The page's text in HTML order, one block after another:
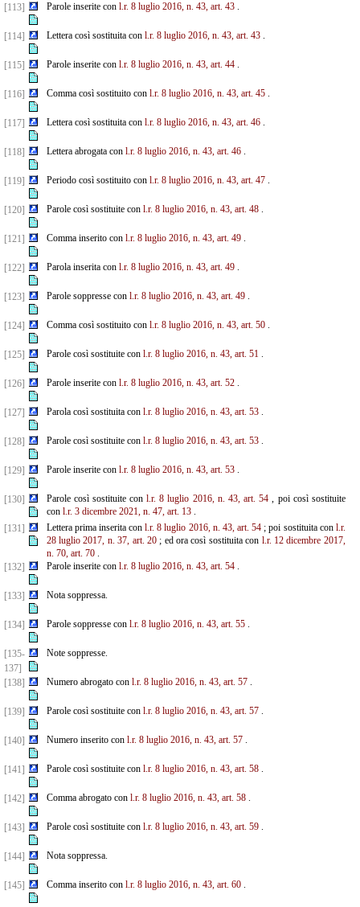
[113] Parole inserite con l.r. 8 luglio 2016, n. 43, art. 43.
[114] Lettera così sostituita con l.r. 8 luglio 2016, n. 43, art. 43.
[115] Parole inserite con l.r. 8 luglio 2016, n. 43, art. 44.
[116] Comma così sostituito con l.r. 8 luglio 2016, n. 43, art. 45.
[117] Lettera così sostituita con l.r. 8 luglio 2016, n. 43, art. 46.
[118] Lettera abrogata con l.r. 8 luglio 2016, n. 43, art. 46.
[119] Periodo così sostituito con l.r. 8 luglio 2016, n. 43, art. 47.
[120] Parole così sostituite con l.r. 8 luglio 2016, n. 43, art. 48.
[121] Comma inserito con l.r. 8 luglio 2016, n. 43, art. 49.
[122] Parola inserita con l.r. 8 luglio 2016, n. 43, art. 49.
[123] Parole soppresse con l.r. 8 luglio 2016, n. 43, art. 49.
[124] Comma così sostituito con l.r. 8 luglio 2016, n. 43, art. 50.
[125] Parole così sostituite con l.r. 8 luglio 2016, n. 43, art. 51.
[126] Parole inserite con l.r. 8 luglio 2016, n. 43, art. 52.
[127] Parola così sostituita con l.r. 8 luglio 2016, n. 43, art. 53.
[128] Parole così sostituite con l.r. 8 luglio 2016, n. 43, art. 53.
[129] Parole inserite con l.r. 8 luglio 2016, n. 43, art. 53.
[130] Parole così sostituite conl.r. 8 luglio 2016, n. 43, art. 54 , poi così sostituite
con l.r. 3 dicembre 2021, n. 47, art. 13.
[131]
Lettera prima inserita conl.r. 8 luglio 2016, n. 43, art. 54 ; poi sostituita con l.r.
28 luglio 2017, n. 37, art. 20; ed ora così sostituita con l.r. 12 dicembre 2017,
n. 70, art. 70.
[132]
Parole inserite con l.r. 8 luglio 2016, n. 43, art. 54.
[133] Nota soppressa.
[134] Parole soppresse con l.r. 8 luglio 2016, n. 43, art. 55.
[135-
137]
Note soppresse.
[138] Numero abrogato con l.r. 8 luglio 2016, n. 43, art. 57.
[139] Parole così sostituite con l.r. 8 luglio 2016, n. 43, art. 57.
[140] Numero inserito con l.r. 8 luglio 2016, n. 43, art. 57.
[141] Parole così sostituite con l.r. 8 luglio 2016, n. 43, art. 58.
[142] Comma abrogato con l.r. 8 luglio 2016, n. 43, art. 58.
[143] Parole così sostituite con l.r. 8 luglio 2016, n. 43, art. 59.
[144] Nota soppressa.
[145] Comma inserito con l.r. 8 luglio 2016, n. 43, art. 60.